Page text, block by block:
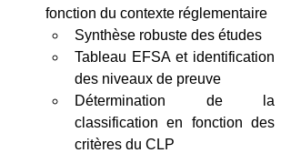
fonction du contexte réglementaire
Synthèse robuste des études
Tableau EFSA et identification
des niveaux de preuve
Détermination de la
classification en fonction des
critères du CLP